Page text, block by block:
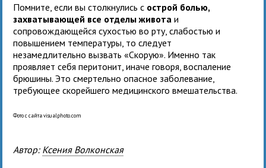
Помните, если вы столкнулись с острой болью,
захватывающей все отделы живота и
сопровождающейся сухостью во рту, слабостью и
повышением температуры, то следует
незамедлительно вызвать «Скорую». Именно так
проявляет себя перитонит, иначе говоря, воспаление
брюшины. Это смертельно опасное заболевание,
требующее скорейшего медицинского вмешательства.
Фото с сайта visualphoto.com
Автор: Ксения Волконская